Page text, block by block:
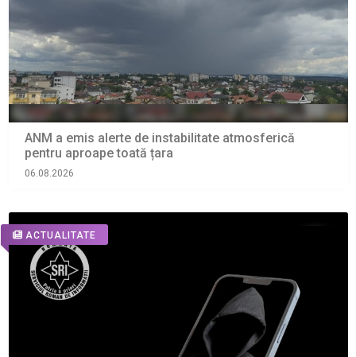
ANM a emis alerte de instabilitate atmosferică
pentru aproape toată țara
06.08.2026
ACTUALITATE